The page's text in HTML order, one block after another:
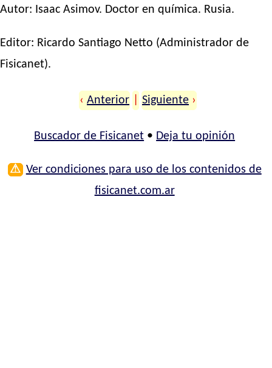
Autor: Isaac Asimov. Doctor en química. Rusia.
Editor: Ricardo Santiago Netto (Administrador de
Fisicanet).
‹ Anterior Siguiente ›
Buscador de Fisicanet • Deja tu opinión
⚠ Ver condiciones para uso de los contenidos de
fisicanet.com.ar